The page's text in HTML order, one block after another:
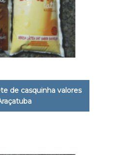
de casquinha valores